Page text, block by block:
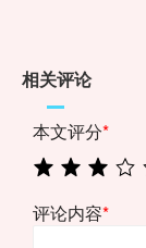
相关评论
本文评分*
评论内容*